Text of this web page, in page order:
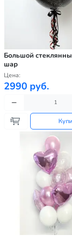
Большой
шар
Цена:
2990 руб.